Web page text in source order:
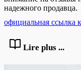
надежного продавца.
официальная ссылка
Lire plus ...